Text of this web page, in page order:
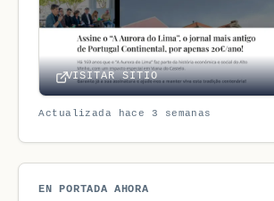
VISITAR SITIO
Actualizada hace 3 semanas
EN PORTADA AHORA